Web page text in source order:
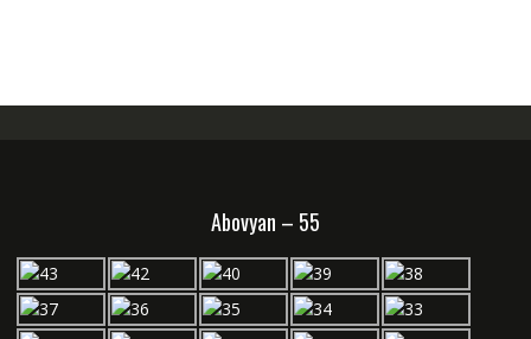
Abovyan – 55